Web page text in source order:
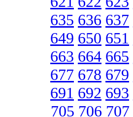
635 636 637
649 650 651
663 664 665
677 678 679
691 692 693
705 706 707